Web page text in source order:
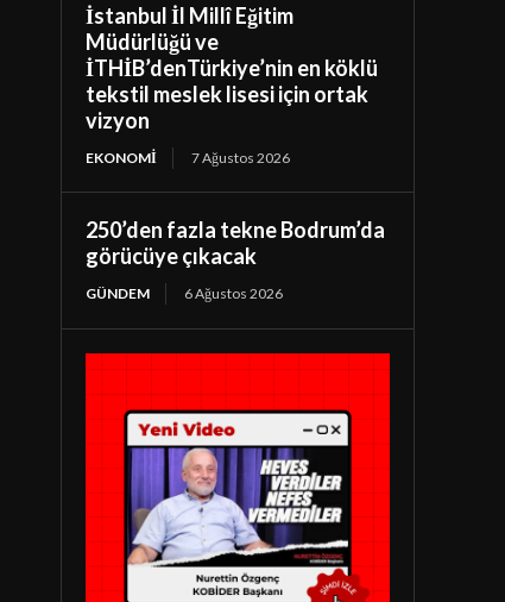
İstanbul İl Millî Eğitim
Müdürlüğü ve
İTHİB’denTürkiye’nin en köklü
tekstil meslek lisesi için ortak
vizyon
EKONOMI 7 Ağustos 2026
250’den fazla tekne Bodrum’da
görücüye çıkacak
GÜNDEM 6 Ağustos 2026